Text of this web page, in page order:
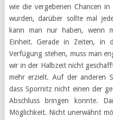
wie die vergebenen Chancen
wurden, darüber sollte mal
kann man nur haben, wenn
Einheit. Gerade in Zeiten, in
Verfügung stehen, muss man
wir in der Halbzeit nicht
mehr erzielt. Auf der anderen
dass Spornitz nicht einen der
Abschluss bringen konnte.
Möglichkeit. Nicht unerwähnt